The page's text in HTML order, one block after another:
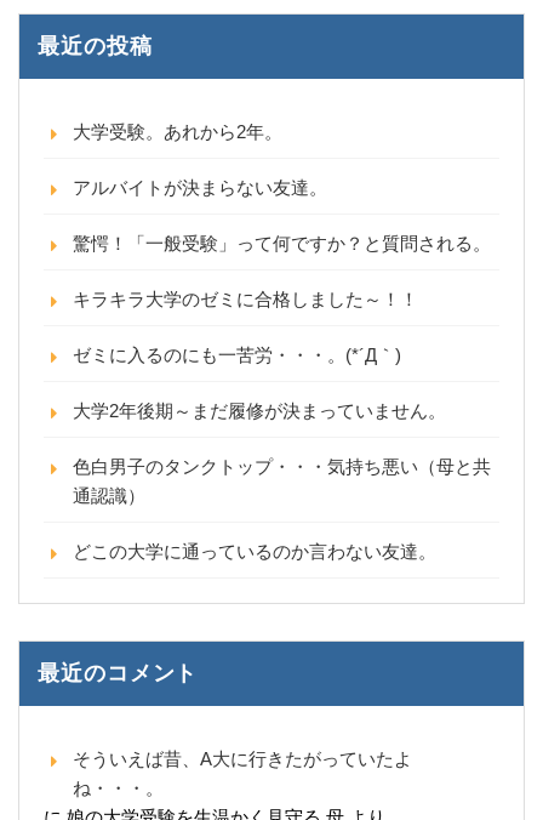
最近の投稿
大学受験。あれから2年。
アルバイトが決まらない友達。
驚愕！「一般受験」って何ですか？と質問される。
キラキラ大学のゼミに合格しました～！！
ゼミに入るのにも一苦労・・・。(*´Д｀)
大学2年後期～まだ履修が決まっていません。
色白男子のタンクトップ・・・気持ち悪い（母と共
通認識）
どこの大学に通っているのか言わない友達。
最近のコメント
そういえば昔、A大に行きたがっていたよ
ね・・・。